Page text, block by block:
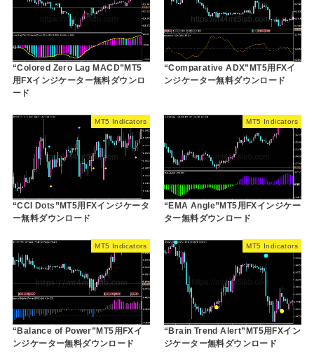
“Colored Zero Lag MACD”MT5
用FXインジケーター無料ダウンロ
ード
“Comparative ADX”MT5用FXイ
ンジケーター無料ダウンロード
MT5 Indicators
“CCI Dots”MT5用FXインジケータ
ー無料ダウンロード
MT5 Indicators
“EMA Angle”MT5用FXインジケー
ター無料ダウンロード
MT5 Indicators
“Balance of Power”MT5用FXイ
ンジケーター無料ダウンロード
MT5 Indicators
“Brain Trend Alert”MT5用FXイン
ジケーター無料ダウンロード